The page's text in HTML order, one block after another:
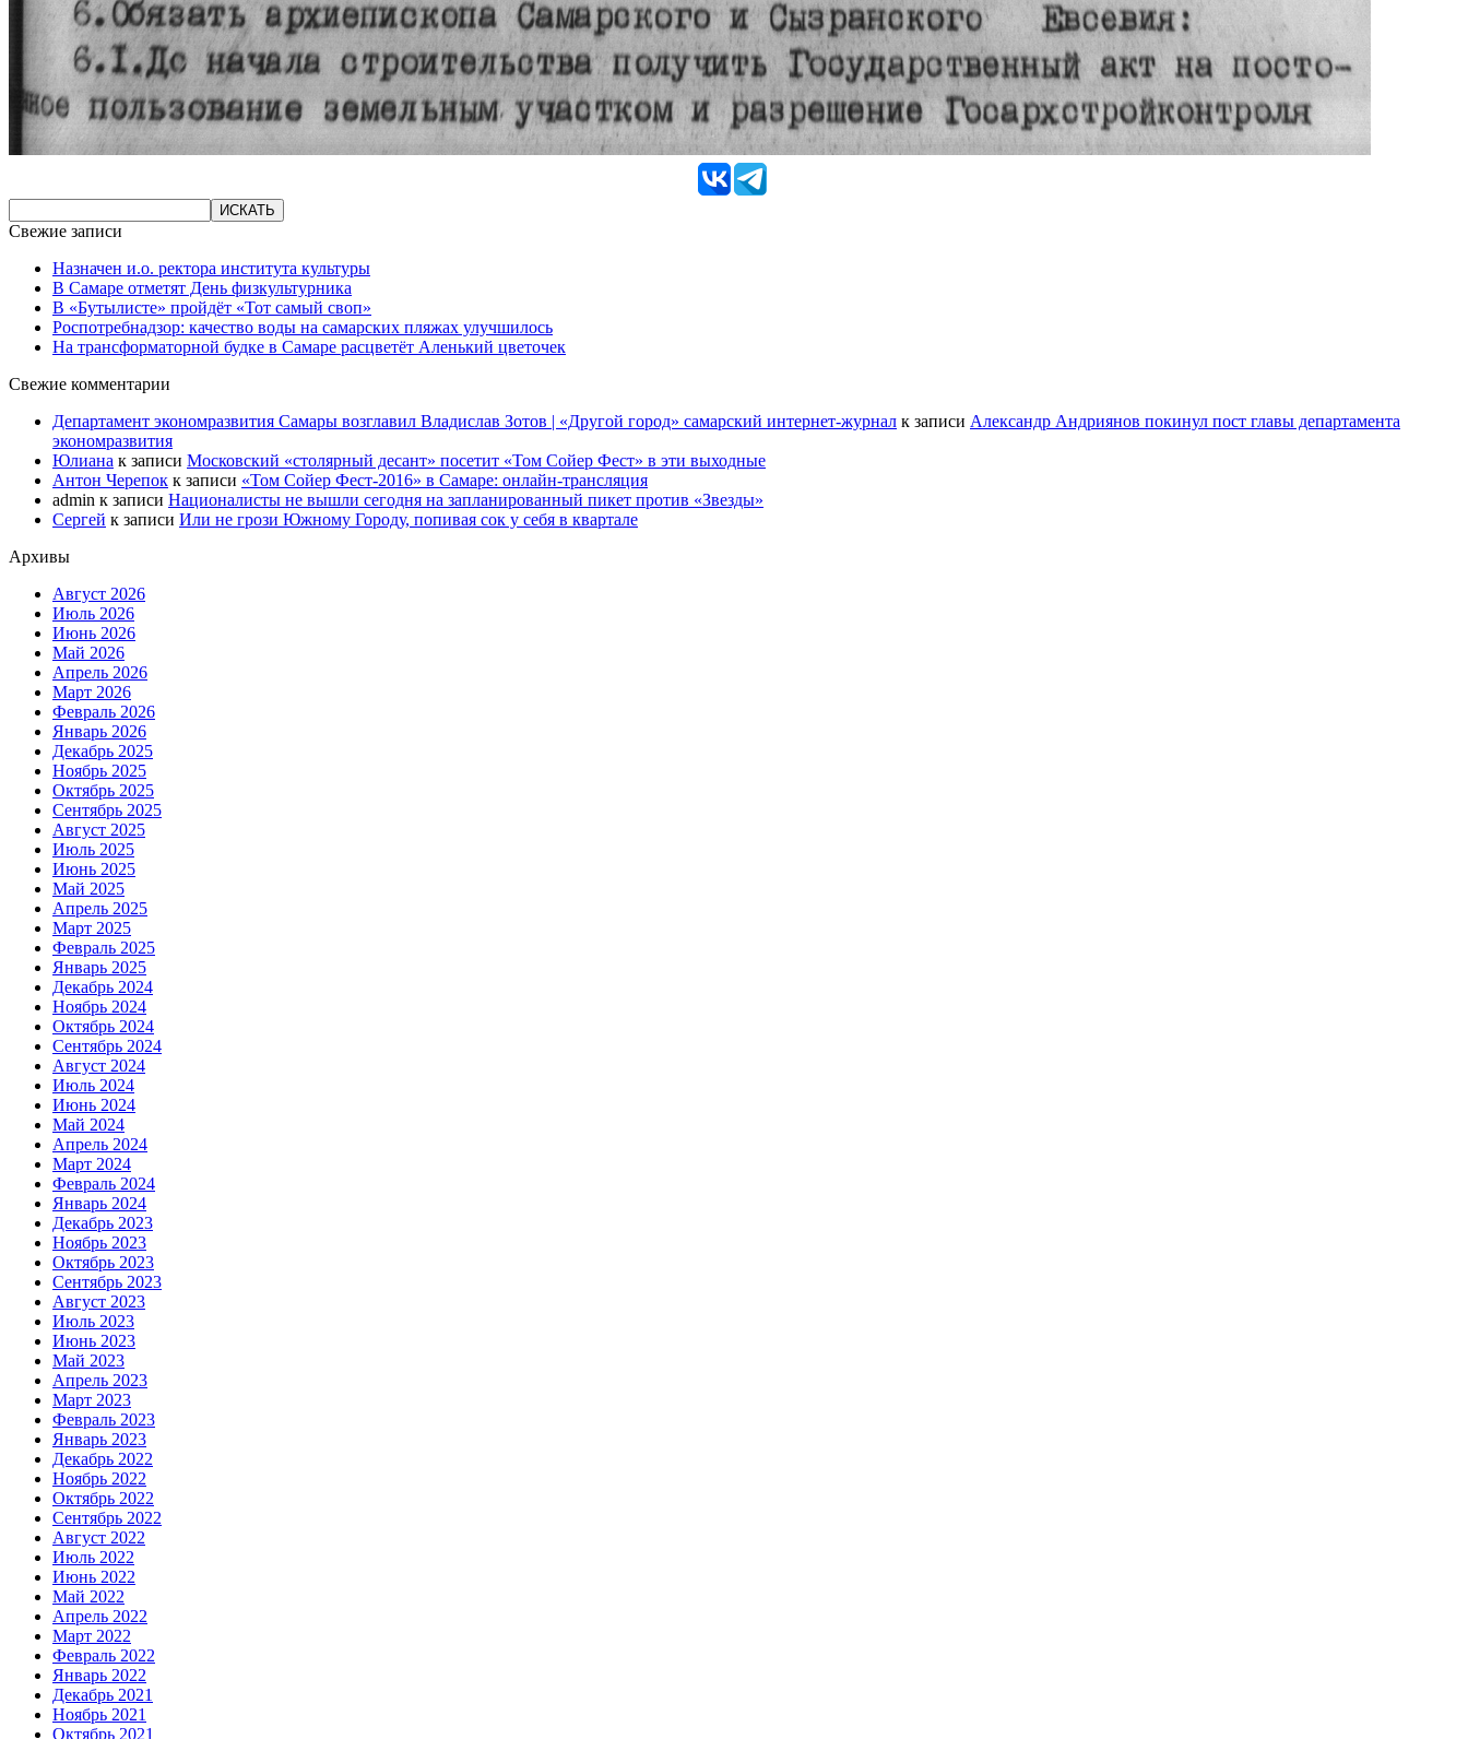
Свежие записи
Назначен и.о. ректора института культуры
В Самаре отметят День физкультурника
В «Бутылисте» пройдёт «Тот самый своп»
Роспотребнадзор: качество воды на самарских пляжах улучшилось
На трансформаторной будке в Самаре расцветёт Аленький цветочек
Свежие комментарии
Департамент экономразвития Самары возглавил Владислав Зотов | «Другой город» самарский интернет-журнал к записи Александр Андриянов покинул пост главы департамента
экономразвития
Юлиана к записи Московский «столярный десант» посетит «Том Сойер Фест» в эти выходные
Антон Черепок к записи «Том Сойер Фест-2016» в Самаре: онлайн-трансляция
admin к записи Националисты не вышли сегодня на запланированный пикет против «Звезды»
Сергей к записи Или не грози Южному Городу, попивая сок у себя в квартале
Архивы
Август 2026
Июль 2026
Июнь 2026
Май 2026
Апрель 2026
Март 2026
Февраль 2026
Январь 2026
Декабрь 2025
Ноябрь 2025
Октябрь 2025
Сентябрь 2025
Август 2025
Июль 2025
Июнь 2025
Май 2025
Апрель 2025
Март 2025
Февраль 2025
Январь 2025
Декабрь 2024
Ноябрь 2024
Октябрь 2024
Сентябрь 2024
Август 2024
Июль 2024
Июнь 2024
Май 2024
Апрель 2024
Март 2024
Февраль 2024
Январь 2024
Декабрь 2023
Ноябрь 2023
Октябрь 2023
Сентябрь 2023
Август 2023
Июль 2023
Июнь 2023
Май 2023
Апрель 2023
Март 2023
Февраль 2023
Январь 2023
Декабрь 2022
Ноябрь 2022
Октябрь 2022
Сентябрь 2022
Август 2022
Июль 2022
Июнь 2022
Май 2022
Апрель 2022
Март 2022
Февраль 2022
Январь 2022
Декабрь 2021
Ноябрь 2021
Октябрь 2021